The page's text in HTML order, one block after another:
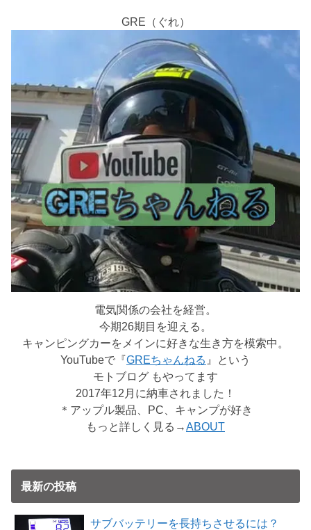
GRE（ぐれ）
電気関係の会社を経営。
今期26期目を迎える。
キャンピングカーをメインに好きな生き方を模索中。
YouTubeで『GREちゃんねる 』という
モトブログ もやってます
2017年12月に納車されました！
＊アップル製品、PC、キャンプが好き
もっと詳しく見る→ABOUT
最新の投稿
サブバッテリーを長持ちさせるには？